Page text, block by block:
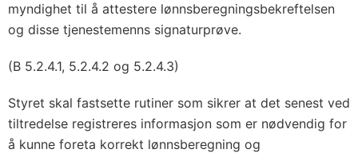
myndighet til å attestere lønnsberegningsbekreftelsen
og disse tjenestemenns signaturprøve.
(B 5.2.4.1, 5.2.4.2 og 5.2.4.3)
Styret skal fastsette rutiner som sikrer at det senest ved
tiltredelse registreres informasjon som er nødvendig for
å kunne foreta korrekt lønnsberegning og